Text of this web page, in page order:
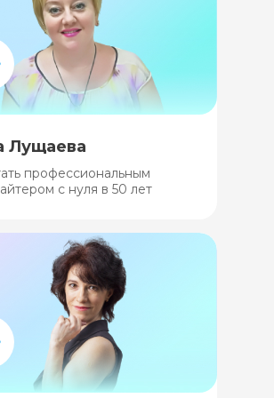
Лущаева
профессиональным
с нуля в 50 лет